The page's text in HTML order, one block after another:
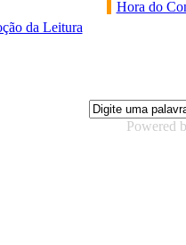
Hora do
da Leitura
Powered